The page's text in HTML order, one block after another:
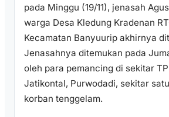
pada Minggu (19/11), jenasah
warga Desa Kledung Kradenan
Kecamatan Banyuurip akhirnya
Jenasahnya ditemukan pada
oleh para pemancing di sekitar
Jatikontal, Purwodadi, sekitar
korban tenggelam.